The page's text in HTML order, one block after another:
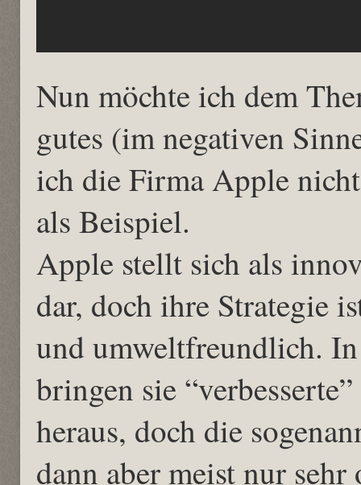
Nun möchte ich dem
gutes (im negativen
ich die Firma Apple
als Beispiel.
Apple stellt sich als
dar, doch ihre Strategie
und umweltfreundlich.
bringen sie
heraus, doch die
dann aber meist nur